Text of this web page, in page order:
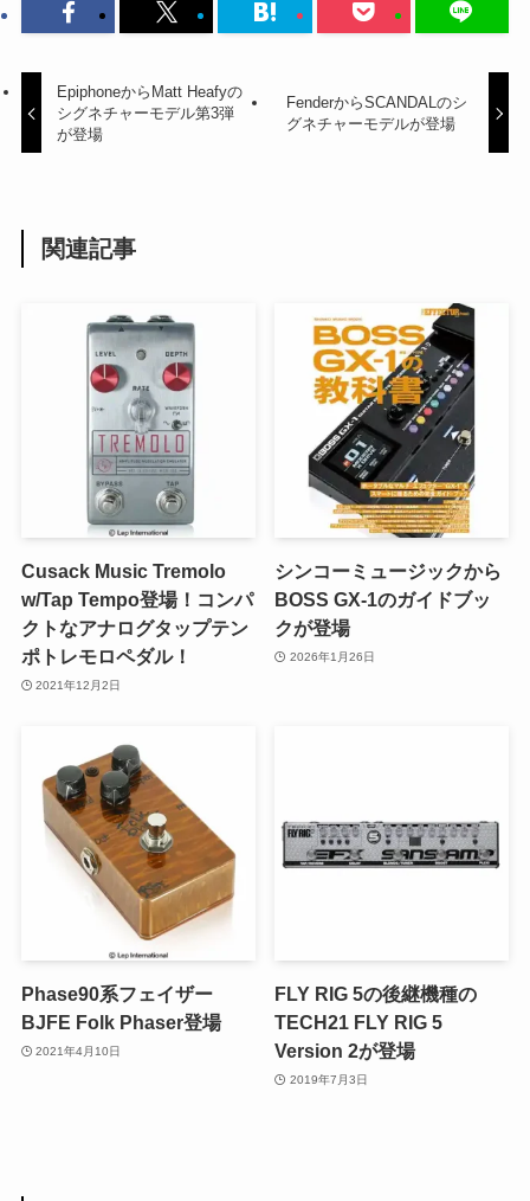
EpiphoneからMatt Heafyの
シグネチャーモデル第3弾
が登場
FenderからSCANDALのシ
グネチャーモデルが登場
関連記事
Cusack Music Tremolo
w/Tap Tempo登場！コンパ
クトなアナログタップテン
ポトレモロペダル！
2021年12月2日
シンコーミュージックから
BOSS GX-1のガイドブッ
クが登場
2026年1月26日
Phase90系フェイザー
BJFE Folk Phaser登場
2021年4月10日
FLY RIG 5の後継機種の
TECH21 FLY RIG 5
Version 2が登場
2019年7月3日